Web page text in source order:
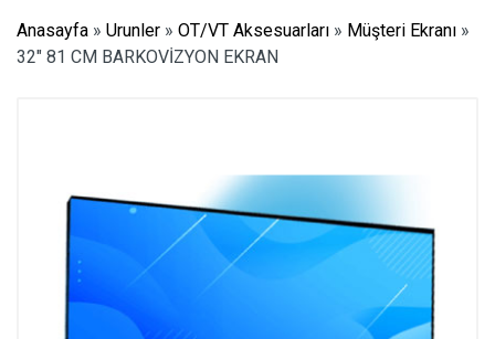
Anasayfa » Urunler » OT/VT Aksesuarları » Müşteri Ekranı »
32″ 81 CM BARKOVİZYON EKRAN